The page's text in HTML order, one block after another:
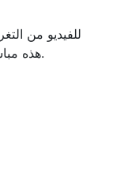
يمكنك تنزيل الفيديو من عناوين url هذه مباشرة.